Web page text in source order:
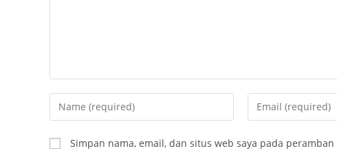
Enter
your
name
or
Enter
your
address
Simpan nama, email, dan situs web saya pada